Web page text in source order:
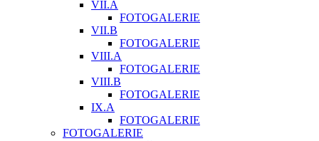
VII.A
FOTOGALERIE
VII.B
FOTOGALERIE
VIII.A
FOTOGALERIE
VIII.B
FOTOGALERIE
IX.A
FOTOGALERIE
FOTOGALERIE